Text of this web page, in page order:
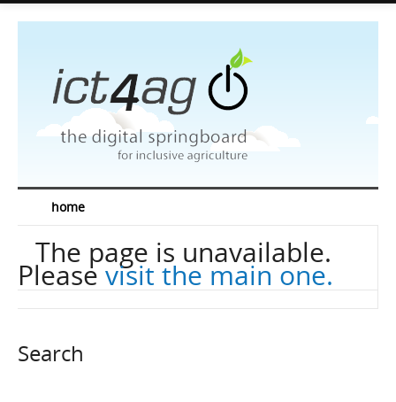
Agenda
News
Sponsors
Media corner
Resources
home
The page is unavailable.
Please visit the main one.
Search